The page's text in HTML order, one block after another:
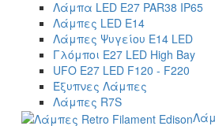
Λάμπα LED E27 PAR38 IP65
Λάμπες LED E14
Λάμπες Ψυγείου E14 LED
Γλόμποι E27 LED High Bay
UFO E27 LED F120 - F220
Έξυπνες Λάμπες
Λάμπες R7S